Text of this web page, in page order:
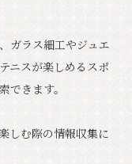
プ
ガラス細工やジュエ
ニスが楽しめるスポ
できます。
しむ際の情報収集に